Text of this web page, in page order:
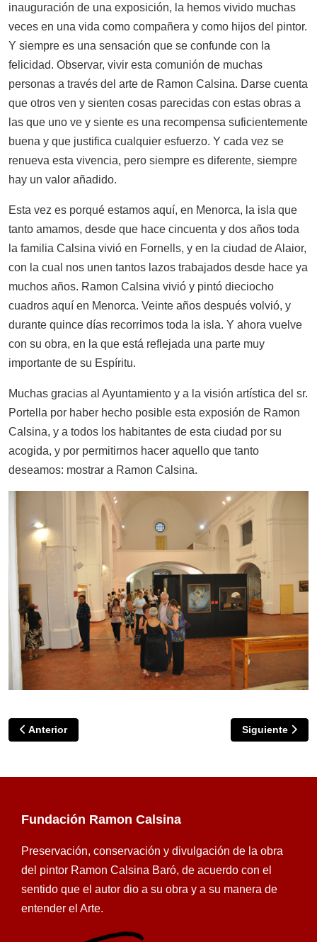
inauguración de una exposición, la hemos vivido muchas
veces en una vida como compañera y como hijos del pintor.
Y siempre es una sensación que se confunde con la
felicidad. Observar, vivir esta comunión de muchas
personas a través del arte de Ramon Calsina. Darse cuenta
que otros ven y sienten cosas parecidas con estas obras a
las que uno ve y siente es una recompensa suficientemente
buena y que justifica cualquier esfuerzo. Y cada vez se
renueva esta vivencia, pero siempre es diferente, siempre
hay un valor añadido.
Esta vez es porqué estamos aquí, en Menorca, la isla que
tanto amamos, desde que hace cincuenta y dos años toda
la familia Calsina vivió en Fornells, y en la ciudad de Alaior,
con la cual nos unen tantos lazos trabajados desde hace ya
muchos años. Ramon Calsina vivió y pintó dieciocho
cuadros aquí en Menorca. Veinte años después volvió, y
durante quince días recorrimos toda la isla. Y ahora vuelve
con su obra, en la que está reflejada una parte muy
importante de su Espíritu.
Muchas gracias al Ayuntamiento y a la visión artística del sr.
Portella por haber hecho posible esta exposión de Ramon
Calsina, y a todos los habitantes de esta ciudad por su
acogida, y por permitirnos hacer aquello que tanto
deseamos: mostrar a Ramon Calsina.
Artículo anterior: Donación del libro Calsina a la Biblioteca
Anterior Artículo
Siguiente
Fundación Ramon Calsina
Preservación, conservación y divulgación de la obra
del pintor Ramon Calsina Baró, de acuerdo con el
sentido que el autor dio a su obra y a su manera de
entender el Arte.